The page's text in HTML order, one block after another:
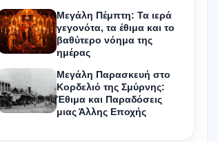
Μεγάλη Πέμπτη: Τα ιερά
γεγονότα, τα έθιμα και το
βαθύτερο νόημα της
ημέρας
Μεγάλη Παρασκευή στο
Κορδελιό της Σμύρνης:
Έθιμα και Παραδόσεις
μιας Άλλης Εποχής